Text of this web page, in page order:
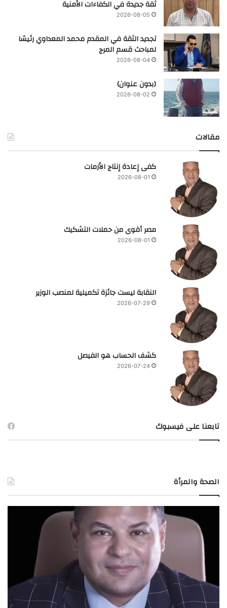
ثقة جديدة في الكفاءات الأمنية
2026-08-05
تجديد الثقة في المقدم محمد المعداوي رئيسًا
لمباحث قسم المرج
2026-08-04
(بدون عنوان)
2026-08-02
مقالات
كفى إعادة إنتاج الأزمات
2026-08-01
مصر أقوى من حملات التشكيك
2026-08-01
النقابة ليست جائزة تكميلية لمنصب الوزير
2026-07-29
كشف الحساب هو الفيصل
2026-07-24
تابعنا على فيسبوك
الصحة والمرأة